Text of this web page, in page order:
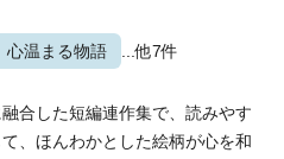
心温まる物語 ...他7件
合した短編連作集で、読みやす
、ほんわかとした絵柄が心を和